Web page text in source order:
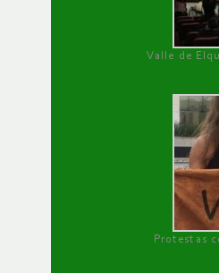
Valle de
Protestas